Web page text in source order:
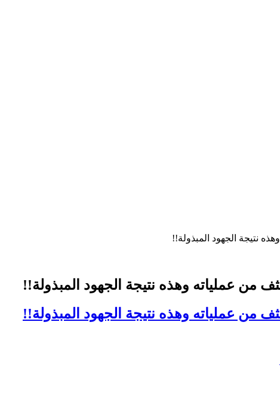
نتيجة الجهود المبذولة!!
من عملياته وهذه نتيجة الجهود المبذولة!!
من عملياته وهذه نتيجة الجهود المبذولة!!